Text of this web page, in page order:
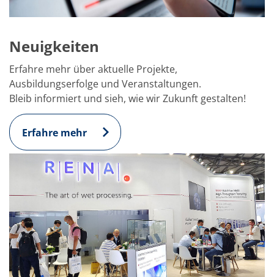
Neuigkeiten
Erfahre mehr über aktuelle Projekte,
Ausbildungserfolge und Veranstaltungen.
Bleib informiert und sieh, wie wir Zukunft gestalten!
Erfahre mehr